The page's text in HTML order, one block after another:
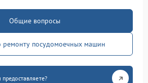
Общие вопросы
ремонту посудомоечных машин